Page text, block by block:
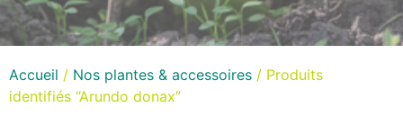
Accueil / Nos plantes & accessoires / Produits
identifiés “Arundo donax”